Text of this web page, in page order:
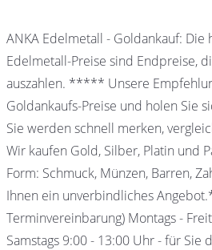
ANKA Edelmetall - Goldankauf: Die
Edelmetall-Preise sind Endpreise,
auszahlen. ***** Unsere
Goldankaufs-Preise und holen Sie
Sie werden schnell merken,
Wir kaufen Gold, Silber, Platin und
Form: Schmuck, Münzen, Barren,
Ihnen ein unverbindliches
Terminvereinbarung) Montags -
Samstags 9:00 - 13:00 Uhr - für Sie